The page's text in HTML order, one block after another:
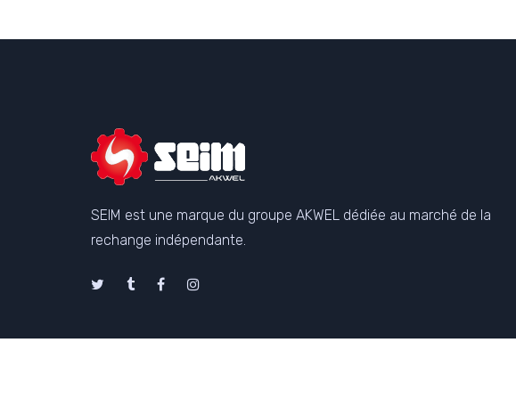
SEIM est une marque du groupe AKWEL dédiée au marché de la
rechange indépendante.